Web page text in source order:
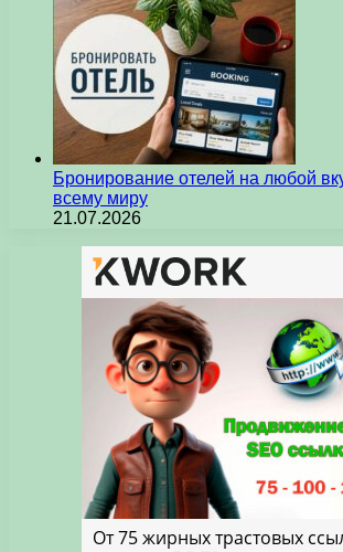
Бронирование отелей на любой
всему миру
21.07.2026